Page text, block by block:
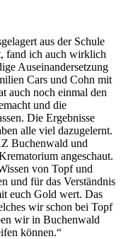
aus der Schule
fand ich auch wirklich
Auseinandersetzung
Cars und Cohn mit
auch noch einmal den
und die
Die Ergebnisse
alle viel dazugelernt.
Buchenwald und
angeschaut.
von Topf und
und für das Verständnis
euch Gold wert. Das
wir schon bei Topf
wir in Buchenwald
können.“